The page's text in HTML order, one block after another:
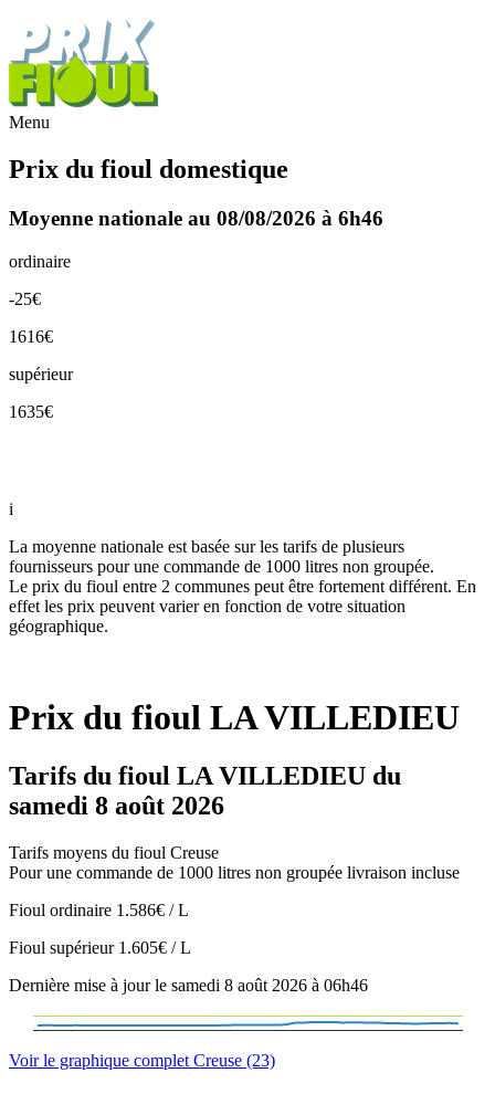
Menu
Prix du fioul domestique
Moyenne nationale au 08/08/2026 à 6h46
ordinaire
-25€
1616€
supérieur
1635€
i
La moyenne nationale est basée sur les tarifs de plusieurs
fournisseurs pour une commande de 1000 litres non groupée.
Le prix du fioul entre 2 communes peut être fortement différent. En
effet les prix peuvent varier en fonction de votre situation
géographique.
Prix du fioul LA VILLEDIEU
Tarifs du fioul LA VILLEDIEU du
samedi 8 août 2026
Tarifs moyens du fioul Creuse
Pour une commande de 1000 litres non groupée livraison incluse
Fioul ordinaire 1.586€ / L
Fioul supérieur 1.605€ / L
Dernière mise à jour le samedi 8 août 2026 à 06h46
Voir le graphique complet Creuse (23)